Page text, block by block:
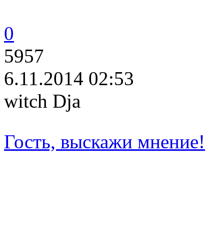
0
5957
6.11.2014 02:53
witch Dja
Гость, выскажи мнение!